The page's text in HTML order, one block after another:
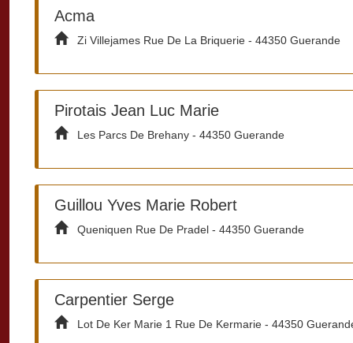
Acma
Zi Villejames Rue De La Briquerie - 44350 Guerande
Pirotais Jean Luc Marie
Les Parcs De Brehany - 44350 Guerande
Guillou Yves Marie Robert
Queniquen Rue De Pradel - 44350 Guerande
Carpentier Serge
Lot De Ker Marie 1 Rue De Kermarie - 44350